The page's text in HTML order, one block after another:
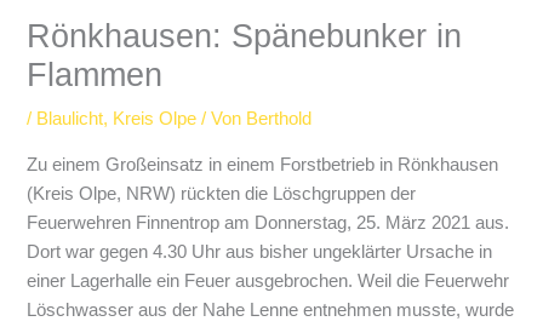
Rönkhausen: Spänebunker in
Flammen
/ Blaulicht, Kreis Olpe / Von Berthold
Zu einem Großeinsatz in einem Forstbetrieb in Rönkhausen
(Kreis Olpe, NRW) rückten die Löschgruppen der
Feuerwehren Finnentrop am Donnerstag, 25. März 2021 aus.
Dort war gegen 4.30 Uhr aus bisher ungeklärter Ursache in
einer Lagerhalle ein Feuer ausgebrochen. Weil die Feuerwehr
Löschwasser aus der Nahe Lenne entnehmen musste, wurde